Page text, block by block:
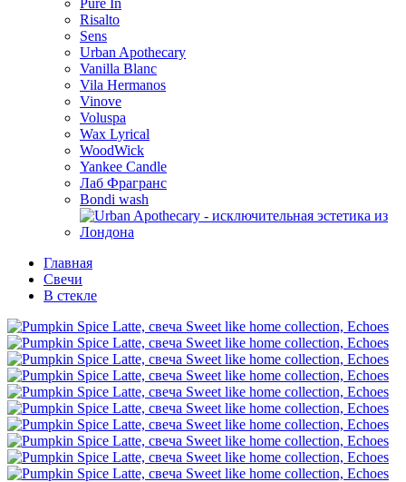
Pure In
Risalto
Sens
Urban Apothecary
Vanilla Blanc
Vila Hermanos
Vinove
Voluspa
Wax Lyrical
WoodWick
Yankee Candle
Лаб Фрагранс
Bondi wash
Главная
Свечи
В стекле